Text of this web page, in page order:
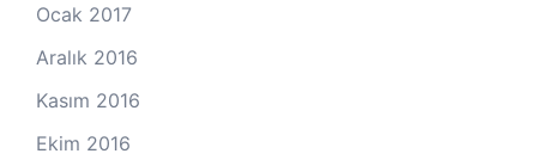
Ocak 2017
Aralık 2016
Kasım 2016
Ekim 2016